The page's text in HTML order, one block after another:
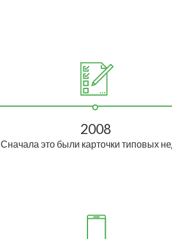
2008
Сначала это были карточки типовых